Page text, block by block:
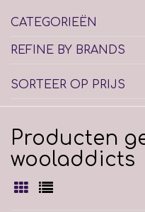
CATEGORIEËN
REFINE BY BRANDS
SORTEER OP PRIJS
Producten
wooladdicts